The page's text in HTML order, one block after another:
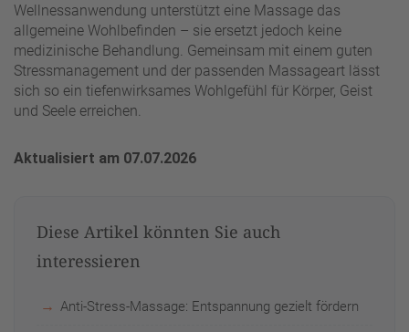
Wellnessanwendung unterstützt eine Massage das
allgemeine Wohlbefinden – sie ersetzt jedoch keine
medizinische Behandlung. Gemeinsam mit einem guten
Stressmanagement und der passenden Massageart lässt
sich so ein tiefenwirksames Wohlgefühl für Körper, Geist
und Seele erreichen.
Aktualisiert am 07.07.2026
Diese Artikel könnten Sie auch
interessieren
Anti-Stress-Massage: Entspannung gezielt fördern